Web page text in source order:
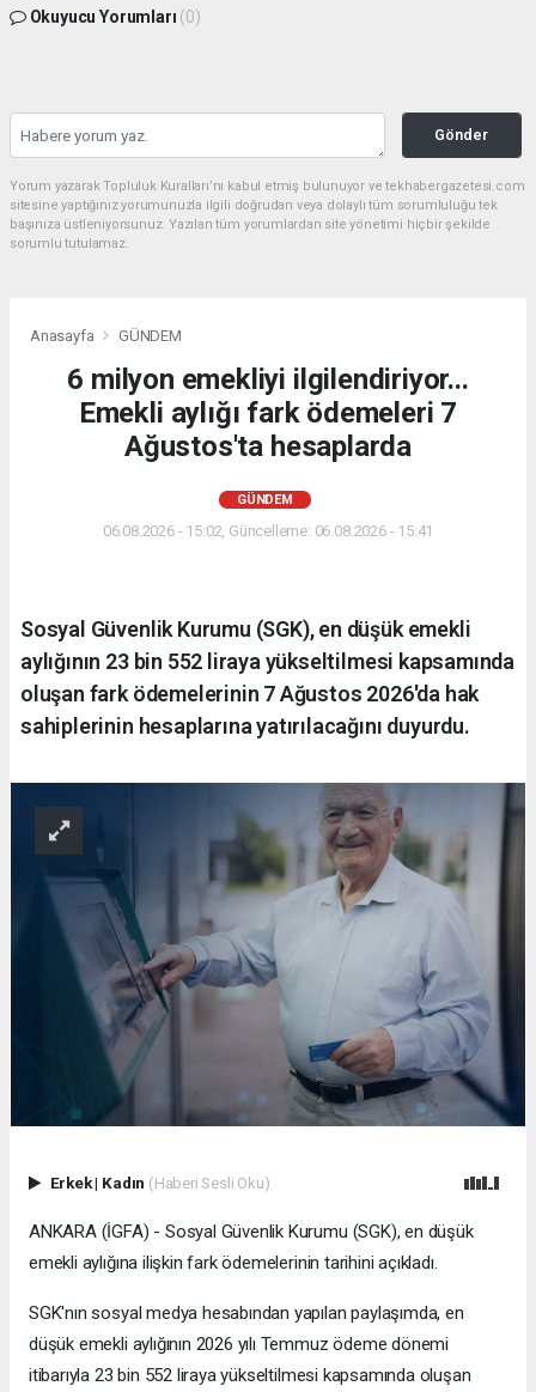
Okuyucu Yorumları (0)
Gönder
Yorum yazarak Topluluk Kuralları’nı kabul etmiş bulunuyor ve tekhabergazetesi.com
sitesine yaptığınız yorumunuzla ilgili doğrudan veya dolaylı tüm sorumluluğu tek
başınıza üstleniyorsunuz. Yazılan tüm yorumlardan site yönetimi hiçbir şekilde
sorumlu tutulamaz.
Anasayfa GÜNDEM
6 milyon emekliyi ilgilendiriyor...
Emekli aylığı fark ödemeleri 7
Ağustos'ta hesaplarda
GÜNDEM
06.08.2026 - 15:02, Güncelleme: 06.08.2026 - 15:41
Sosyal Güvenlik Kurumu (SGK), en düşük emekli
aylığının 23 bin 552 liraya yükseltilmesi kapsamında
oluşan fark ödemelerinin 7 Ağustos 2026'da hak
sahiplerinin hesaplarına yatırılacağını duyurdu.
Erkek| Kadın (Haberi Sesli Oku)
ANKARA (İGFA) - Sosyal Güvenlik Kurumu (SGK), en düşük
emekli aylığına ilişkin fark ödemelerinin tarihini açıkladı.
SGK'nın sosyal medya hesabından yapılan paylaşımda, en
düşük emekli aylığının 2026 yılı Temmuz ödeme dönemi
itibarıyla 23 bin 552 liraya yükseltilmesi kapsamında oluşan